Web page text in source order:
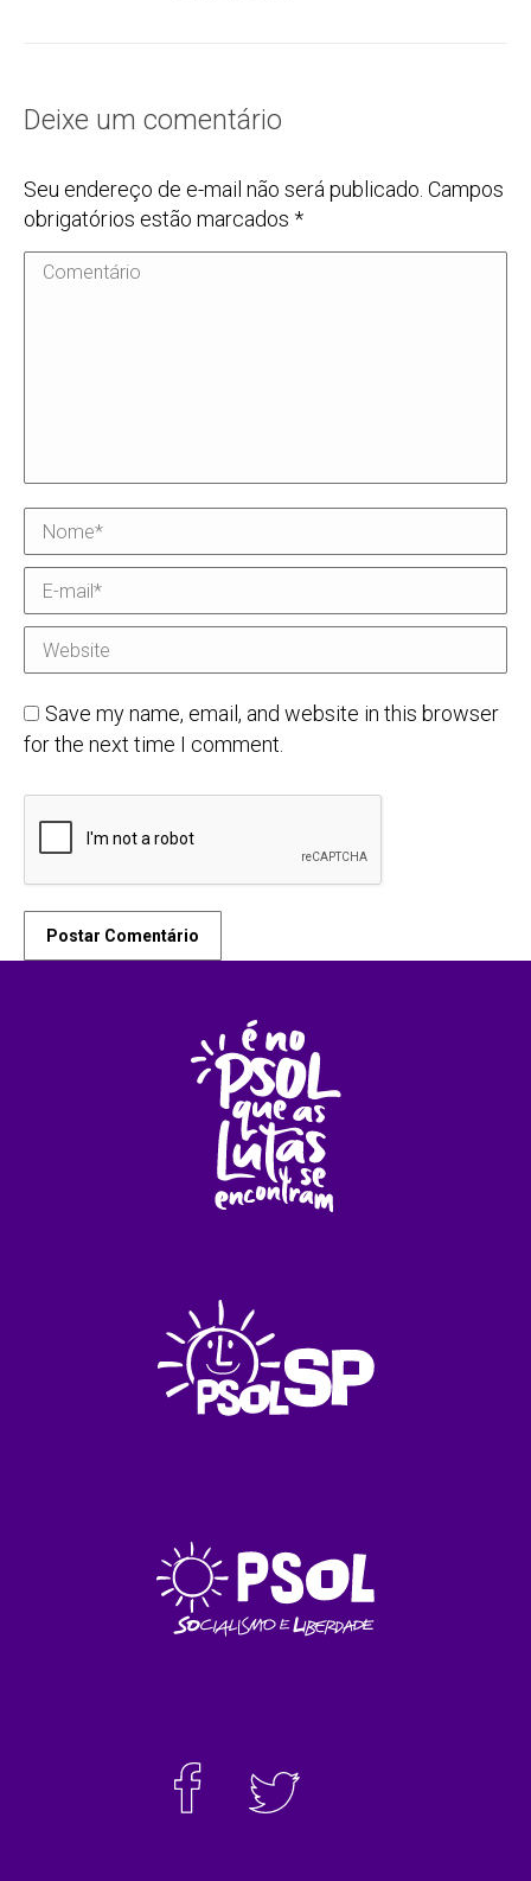
Deixe um comentário
Seu endereço de e-mail não será publicado. Campos
obrigatórios estão marcados *
Comentário
Nome *
E-mail *
Website
Save my name, email, and website in this browser
for the next time I comment.
Postar Comentário